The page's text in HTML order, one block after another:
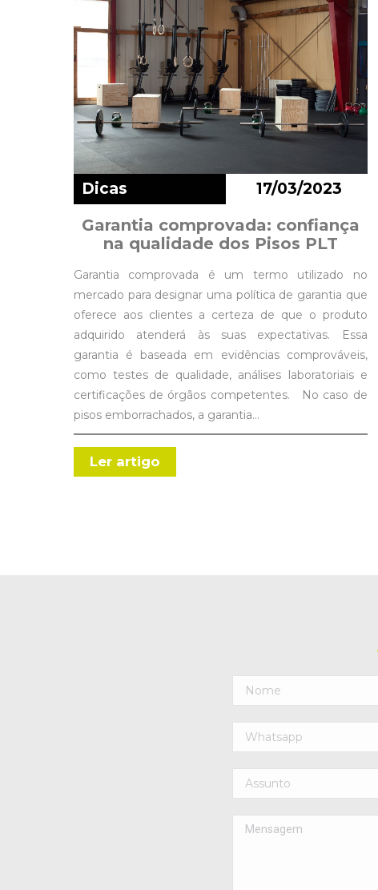
Garantia comprovada: confiança
na qualidade dos Pisos PLT
Dicas 17/03/2023
Garantia comprovada é um termo utilizado no
mercado para designar uma política de garantia que
oferece aos clientes a certeza de que o produto
adquirido atenderá às suas expectativas. Essa
garantia é baseada em evidências comprováveis,
como testes de qualidade, análises laboratoriais e
certificações de órgãos competentes. No caso de
pisos emborrachados, a garantia…
Ler artigo